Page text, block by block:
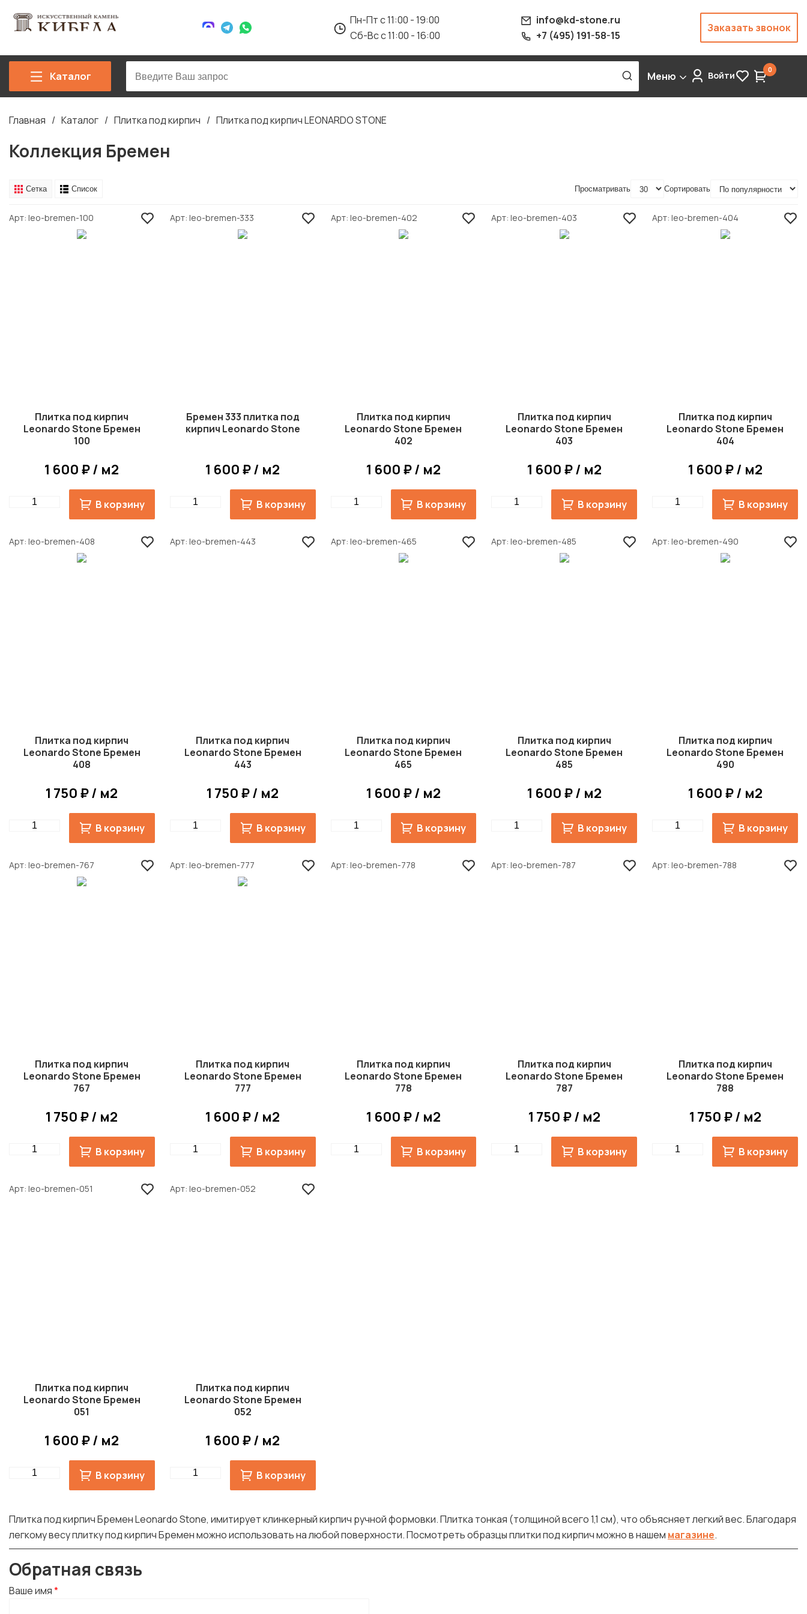
Пн-Пт с 11:00 - 19:00
Сб-Вс с 11:00 - 16:00
info@kd-stone.ru
+7 (495) 191-58-15
Заказать звонок
Каталог Меню Войти 0
Строка
навигации
Главная Каталог Плитка под кирпич Плитка под кирпич LEONARDO STONE
Коллекция Бремен
Сетка Список Просматривать Сортировать
Арт leo-bremen-100
Плитка под кирпич
Leonardo Stone Бремен
100
1 600 ₽ / м2
Quantity В корзину
Арт leo-bremen-333
Бремен 333 плитка под
кирпич Leonardo Stone
1 600 ₽ / м2
Quantity В корзину
Арт leo-bremen-402
Плитка под кирпич
Leonardo Stone Бремен
402
1 600 ₽ / м2
Quantity В корзину
Арт leo-bremen-403
Плитка под кирпич
Leonardo Stone Бремен
403
1 600 ₽ / м2
Quantity В корзину
Арт leo-bremen-404
Плитка под кирпич
Leonardo Stone Бремен
404
1 600 ₽ / м2
Quantity В корзину
Арт leo-bremen-408
Плитка под кирпич
Leonardo Stone Бремен
408
1 750 ₽ / м2
Quantity В корзину
Арт leo-bremen-443
Плитка под кирпич
Leonardo Stone Бремен
443
1 750 ₽ / м2
Quantity В корзину
Арт leo-bremen-465
Плитка под кирпич
Leonardo Stone Бремен
465
1 600 ₽ / м2
Quantity В корзину
Арт leo-bremen-485
Плитка под кирпич
Leonardo Stone Бремен
485
1 600 ₽ / м2
Quantity В корзину
Арт leo-bremen-490
Плитка под кирпич
Leonardo Stone Бремен
490
1 600 ₽ / м2
Quantity В корзину
Арт leo-bremen-767
Плитка под кирпич
Leonardo Stone Бремен
767
1 750 ₽ / м2
Quantity В корзину
Арт leo-bremen-777
Плитка под кирпич
Leonardo Stone Бремен
777
1 600 ₽ / м2
Quantity В корзину
Арт leo-bremen-778
Плитка под кирпич
Leonardo Stone Бремен
778
1 600 ₽ / м2
Quantity В корзину
Арт leo-bremen-787
Плитка под кирпич
Leonardo Stone Бремен
787
1 750 ₽ / м2
Quantity В корзину
Арт leo-bremen-788
Плитка под кирпич
Leonardo Stone Бремен
788
1 750 ₽ / м2
Quantity В корзину
Арт leo-bremen-051
Плитка под кирпич
Leonardo Stone Бремен
051
1 600 ₽ / м2
Quantity В корзину
Арт leo-bremen-052
Плитка под кирпич
Leonardo Stone Бремен
052
1 600 ₽ / м2
Quantity В корзину
Плитка под кирпич Бремен Leonardo Stone, имитирует клинкерный кирпич ручной формовки. Плитка тонкая (толщиной всего 1,1 см), что объясняет легкий вес. Благодаря
легкому весу плитку под кирпич Бремен можно использовать на любой поверхности. Посмотреть образцы плитки под кирпич можно в нашем магазине.
Обратная связь
Ваше имя*